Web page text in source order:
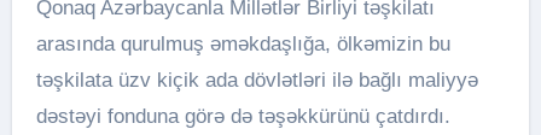
Qonaq Azərbaycanla Millətlər Birliyi təşkilatı
arasında qurulmuş əməkdaşlığa, ölkəmizin bu
təşkilata üzv kiçik ada dövlətləri ilə bağlı maliyyə
dəstəyi fonduna görə də təşəkkürünü çatdırdı.